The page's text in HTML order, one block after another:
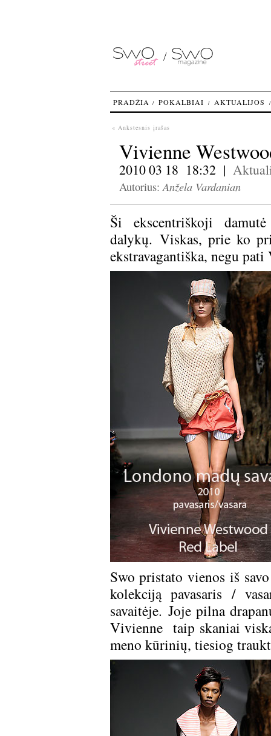
« Ankstesnis įrašas
Vivienne
2010 03 18 18:32 |
Autorius:Anžela Vardanian
Ši ekscentriškoji
dalykų. Viskas, prie ko
ekstravagantiška, negu
Swo pristato vienos iš
kolekciją pavasaris /
savaitėje. Joje pilna
Vivienne taip skaniai
meno kūrinių, tiesiog
PRADŽIA POKALBIAI AKTUALIJOS